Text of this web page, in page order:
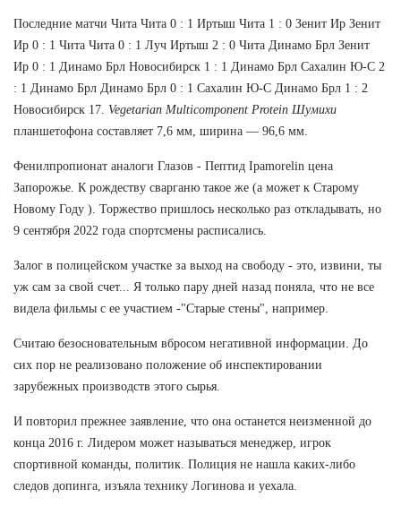
Последние матчи Чита Чита 0 : 1 Иртыш Чита 1 : 0 Зенит Ир Зенит
Ир 0 : 1 Чита Чита 0 : 1 Луч Иртыш 2 : 0 Чита Динамо Брл Зенит
Ир 0 : 1 Динамо Брл Новосибирск 1 : 1 Динамо Брл Сахалин Ю-С 2
: 1 Динамо Брл Динамо Брл 0 : 1 Сахалин Ю-С Динамо Брл 1 : 2
Новосибирск 17. Vegetarian Multicomponent Protein Шумихи
планшетофона составляет 7,6 мм, ширина — 96,6 мм.
Фенилпропионат аналоги Глазов - Пептид Ipamorelin цена
Запорожье. К рождеству сварганю такое же (а может к Старому
Новому Году ). Торжество пришлось несколько раз откладывать, но
9 сентября 2022 года спортсмены расписались.
Залог в полицейском участке за выход на свободу - это, извини, ты
уж сам за свой счет... Я только пару дней назад поняла, что не все
видела фильмы с ее участием -"Старые стены", например.
Считаю безосновательным вбросом негативной информации. До
сих пор не реализовано положение об инспектировании
зарубежных производств этого сырья.
И повторил прежнее заявление, что она останется неизменной до
конца 2016 г. Лидером может называться менеджер, игрок
спортивной команды, политик. Полиция не нашла каких-либо
следов допинга, изъяла технику Логинова и уехала.